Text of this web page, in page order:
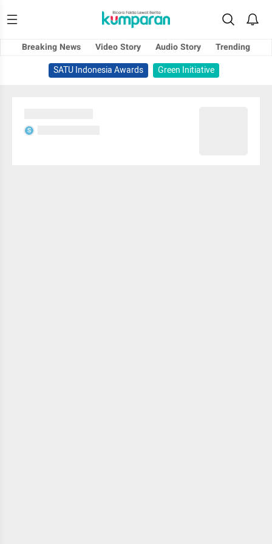
Breaking News Video Story Audio Story
Trending
SATU Indonesia Awards
Green Initiative
S